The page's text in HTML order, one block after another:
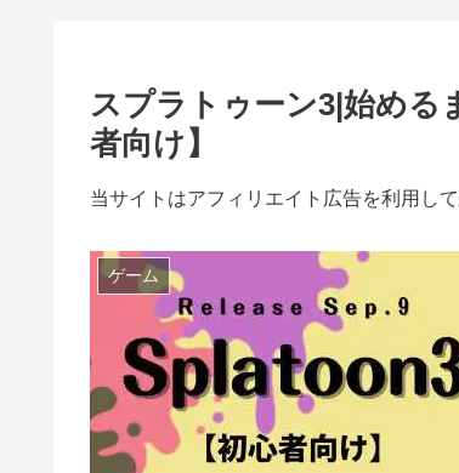
スプラトゥーン3|始める
者向け】
当サイトはアフィリエイト広告を利用して
ゲーム